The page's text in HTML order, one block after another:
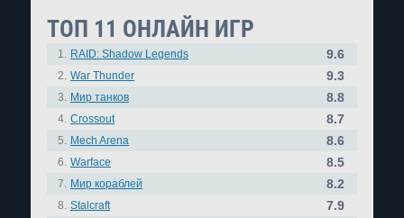
ТОП 11 ОНЛАЙН ИГР
1. RAID: Shadow Legends 9.6
2. War Thunder 9.3
3. Мир танков 8.8
4. Crossout 8.7
5. Mech Arena 8.6
6. Warface 8.5
7. Мир кораблей 8.2
8. Stalcraft 7.9